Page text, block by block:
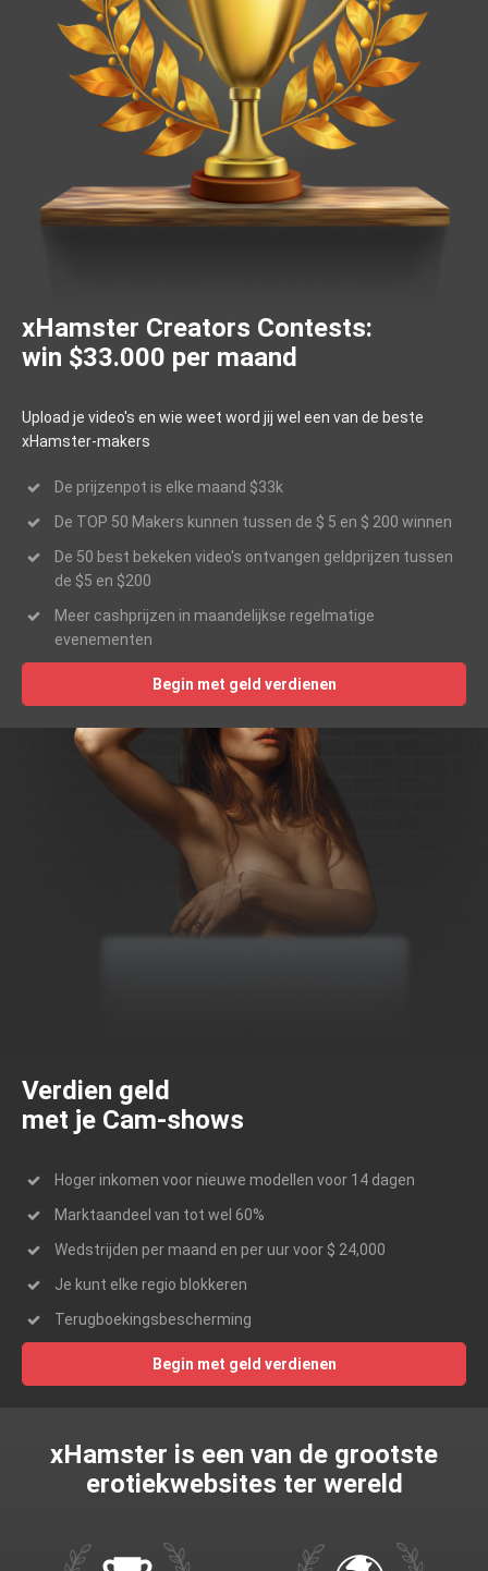
xHamster Creators Contests:
win $33.000 per maand
Upload je video's en wie weet word jij wel een van de beste
xHamster-makers
De prijzenpot is elke maand $33k
De TOP 50 Makers kunnen tussen de $ 5 en $ 200 winnen
De 50 best bekeken video's ontvangen geldprijzen tussen
de $5 en $200
Meer cashprijzen in maandelijkse regelmatige
evenementen
Begin met geld verdienen
Verdien geld
met je Cam-shows
Hoger inkomen voor nieuwe modellen voor 14 dagen
Marktaandeel van tot wel 60%
Wedstrijden per maand en per uur voor $ 24,000
Je kunt elke regio blokkeren
Terugboekingsbescherming
Begin met geld verdienen
xHamster is een van de grootste
erotiekwebsites ter wereld